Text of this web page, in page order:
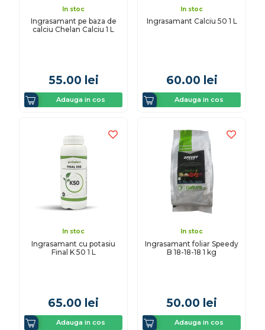
In stoc
Ingrasamant pe baza de
calciu Chelan Calciu 1 L
55.00 lei
Adauga in cos
In stoc
Ingrasamant Calciu 50 1 L
60.00 lei
Adauga in cos
In stoc
Ingrasamant cu potasiu
Final K 50 1 L
65.00 lei
Adauga in cos
In stoc
Ingrasamant foliar Speedy
B 18-18-18 1 kg
50.00 lei
Adauga in cos